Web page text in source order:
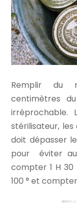
Remplir du
centimètres
stérilisateur, les
doit dépasser
pour éviter
compter 1 H 30
100 ° et